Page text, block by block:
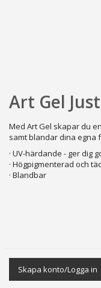
till
början
bildgalleriet
Art Gel
Med Art Gel skapar du
samt blandar dina egna
· UV-härdande - ger dig
· Högpigmenterad och
· Blandbar
Skapa konto/Logga in